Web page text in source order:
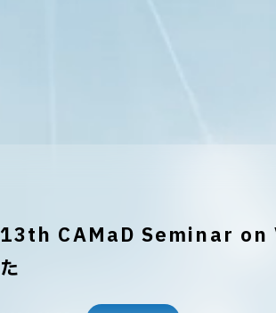
13th CAMaD Seminar on
た